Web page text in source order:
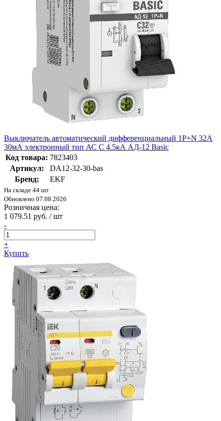
Выключатель автоматический дифференциальный 1P+N 32А
30мА электронный тип АС C 4.5кА АД-12 Basic
Код товара: 7823403
Артикул:
DA12-32-30-bas
Бренд:
EKF
На складе 44 шт
Обновлено 07.08.2026
Розничная цена:
1 079.51 руб. / шт
-
+
Купить